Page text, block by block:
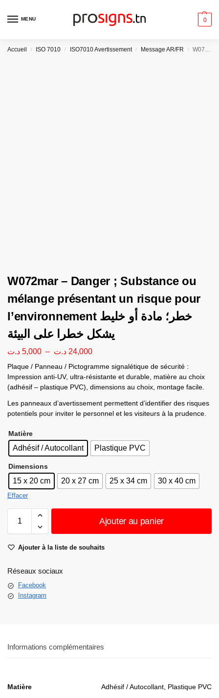
MENU 0
Accueil / ISO 7010 / ISO7010 Avertissement / Message AR/FR /
W072mar – Danger ; Substance ou
mélange présentant un risque pour
l’environnement خطر؛ مادة أو خليط
يشكل خطرا على البيئة
5,000 د.ت – 24,000 د.ت
Plaque / Panneau / Pictogramme signalétique de sécurité :
Impression anti-UV, ultra-résistante et durable, matière au choix
(adhésif – plastique PVC), dimensions au choix, montage facile.
Les panneaux d’avertissement permettent d’identifier des risques
potentiels pour inviter le personnel et les visiteurs à la prudence.
Matière
Adhésif / Autocollant Plastique PVC
Dimensions
15 x 20 cm 20 x 27 cm 25 x 34 cm 30 x 40 cm
Effacer
Ajouter au panier
Ajouter à la liste de souhaits
Réseaux sociaux
Facebook
Instagram
Informations complémentaires
Matière Adhésif / Autocollant, Plastique PVC